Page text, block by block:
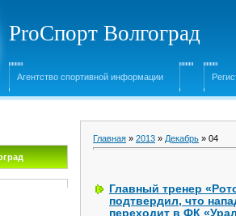
ProСпорт Волгоград
Агентство спортивной информации
Главная » 2013 » Декабрь » 04
Главный тренер
подтвердил, что
переходит в ФК